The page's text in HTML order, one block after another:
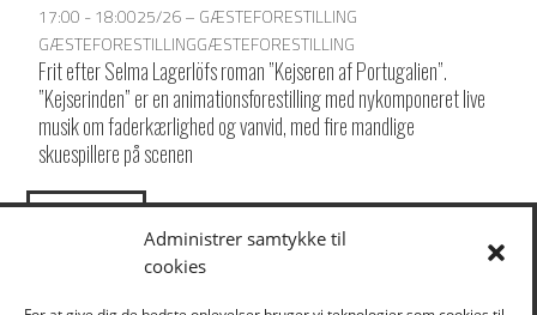
Administrer samtykke til
cookies
17:00 - 18:0025/26 – GÆSTEFORESTILLING
GÆSTEFORESTILLINGGÆSTEFORESTILLING
Frit efter Selma Lagerlöfs roman ”Kejseren af Portugalien”.
”Kejserinden” er en animationsforestilling med nykomponeret live
musik om faderkærlighed og vanvid, med fire mandlige
skuespillere på scenen
LOAD MORE
KLIK HER FOR AT TILMELDE DIG VORES NYHEDSBREV